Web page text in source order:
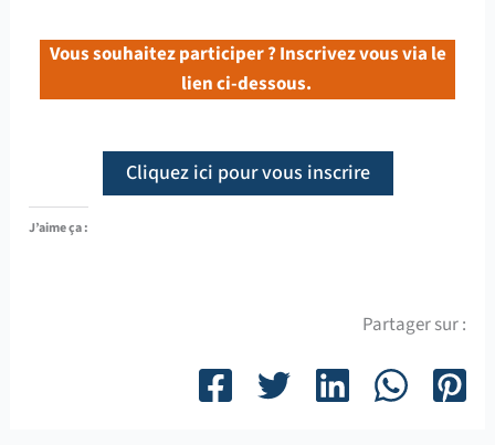
Vous souhaitez participer ? Inscrivez vous via le
lien ci-dessous.
Cliquez ici pour vous inscrire
J’aime ça :
Partager sur :